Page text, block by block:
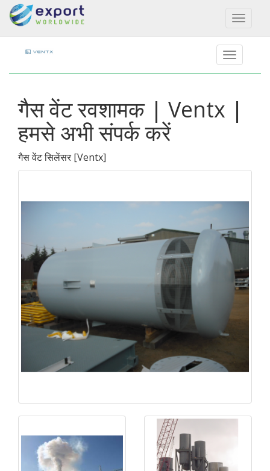
Toggle
गैस वेंट रवशामक | Ventx |
हमसे अभी संपर्क करें
गैस वेंट सिलेंसर [Ventx]